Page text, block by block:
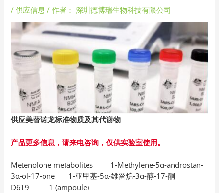
/供应信息 / 作者： 深圳德博瑞生物科技有限公司
供应美替诺龙标准物质及其代谢物
产品更多信息，请来电咨询，仅供实验室使用。
Metenolone metabolites 1-Methylene-5α-androstan-
3α-ol-17-one 1-亚甲基-5α-雄甾烷-3α-醇-17-酮
D619 1 (ampoule)